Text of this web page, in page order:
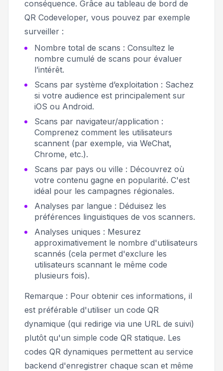
conséquence. Grâce au tableau de bord de
QR Codeveloper, vous pouvez par exemple
surveiller :
Nombre total de scans : Consultez le
nombre cumulé de scans pour évaluer
l’intérêt.
Scans par système d’exploitation : Sachez
si votre audience est principalement sur
iOS ou Android.
Scans par navigateur/application :
Comprenez comment les utilisateurs
scannent (par exemple, via WeChat,
Chrome, etc.).
Scans par pays ou ville : Découvrez où
votre contenu gagne en popularité. C'est
idéal pour les campagnes régionales.
Analyses par langue : Déduisez les
préférences linguistiques de vos scanners.
Analyses uniques : Mesurez
approximativement le nombre d'utilisateurs
scannés (cela permet d'exclure les
utilisateurs scannant le même code
plusieurs fois).
Remarque : Pour obtenir ces informations, il
est préférable d'utiliser un code QR
dynamique (qui redirige via une URL de suivi)
plutôt qu'un simple code QR statique. Les
codes QR dynamiques permettent au service
backend d'enregistrer chaque scan et même